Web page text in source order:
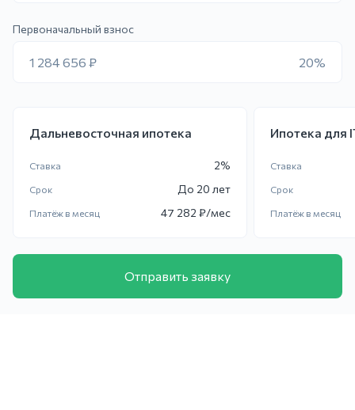
Первоначальный взнос
1 284 656 ₽ 20%
Дальневосточная ипотека
Ставка 2%
Срок До 20 лет
Платёж в месяц 47 282 ₽/мес
Ипотека для
Ставка
Срок
Платёж в месяц
Отправить заявку